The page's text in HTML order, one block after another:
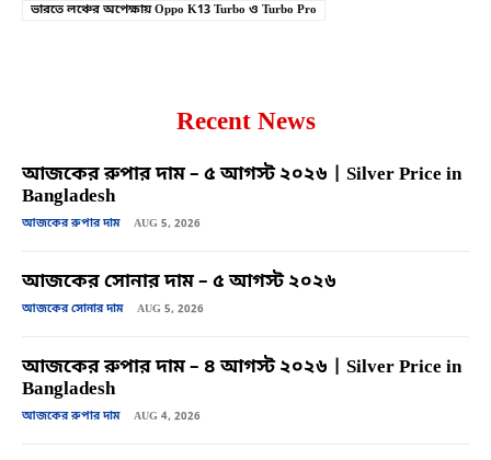
ভারতে লঞ্চের অপেক্ষায় Oppo K13 Turbo ও Turbo Pro
Recent News
আজকের রুপার দাম – ৫ আগস্ট ২০২৬ | Silver Price in
Bangladesh
আজকের রুপার দাম AUG 5, 2026
আজকের সোনার দাম – ৫ আগস্ট ২০২৬
আজকের সোনার দাম AUG 5, 2026
আজকের রুপার দাম – ৪ আগস্ট ২০২৬ | Silver Price in
Bangladesh
আজকের রুপার দাম AUG 4, 2026